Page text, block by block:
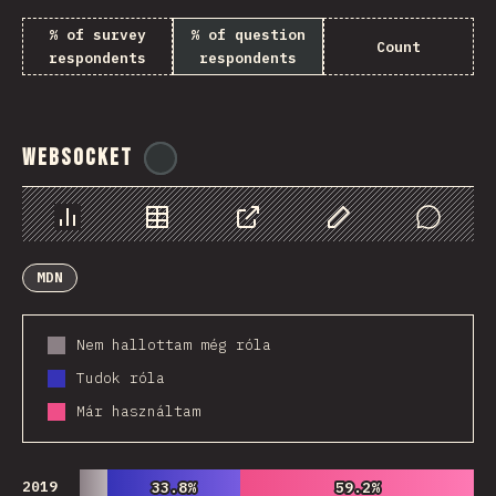
% of survey
respondents
% of question
respondents
Count
WebSocket
Diagramok Adatok MegosztásCustomize Data
Comments
MDN
Nem hallottam még róla
Tudok róla
Már használtam
2019 33.8%
33.8% 59.2%
59.2%